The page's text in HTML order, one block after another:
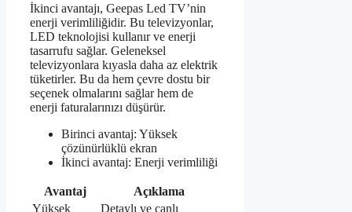
İkinci avantajı, Geepas Led TV’nin
enerji verimliliğidir. Bu televizyonlar,
LED teknolojisi kullanır ve enerji
tasarrufu sağlar. Geleneksel
televizyonlara kıyasla daha az elektrik
tüketirler. Bu da hem çevre dostu bir
seçenek olmalarını sağlar hem de
enerji faturalarınızı düşürür.
Birinci avantaj: Yüksek
çözünürlüklü ekran
İkinci avantaj: Enerji verimliliği
Avantaj
Açıklama
Yüksek
Detaylı ve canlı